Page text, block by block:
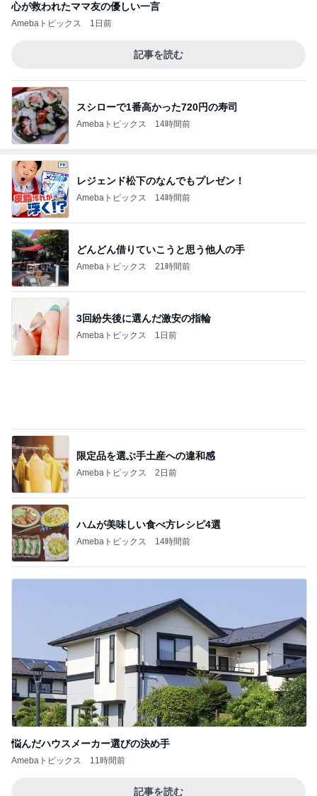
心が救われたママ友の優しい一言
Amebaトピックス 1日前
記事を読む
スシローで1番高かった720円の寿司
Amebaトピックス 14時間前
レジェンド松下のなんでもプレゼン！
Amebaトピックス 14時間前
どんどん借りていこうと思う他人の手
Amebaトピックス 21時間前
3回紛失後に選んだ激安の指輪
Amebaトピックス 1日前
ハムが美味しい食べ方レシピ4選
Amebaトピックス 14時間前
悩んだハウスメーカー選びの決め手
Amebaトピックス
記事を読む
Amebaトピックス 15時間前